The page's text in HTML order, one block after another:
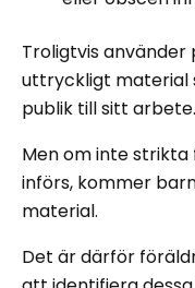
Troligtvis
uttryckligt material
publik till sitt arbete.
Men om inte
införs, kommer
material.
Det är därför